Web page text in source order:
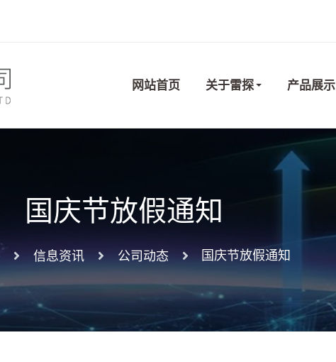
网站首页 关于雷探 产品展示
国庆节放假通知
信息资讯 公司动态 国庆节放假通知